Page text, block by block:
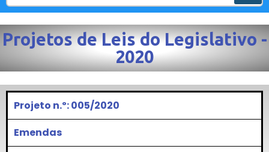
Projetos de Leis do Legislativo -
2020
Projeto n.º: 005/2020
Emendas